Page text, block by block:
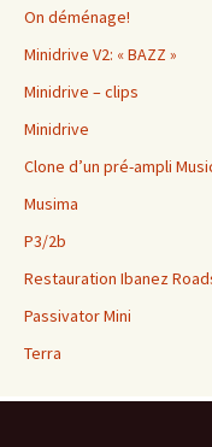
On déménage!
Minidrive V2: « BAZZ »
Minidrive – clips
Minidrive
Clone d’un pré-ampli
Musima
P3/2b
Restauration Ibanez
Passivator Mini
Terra